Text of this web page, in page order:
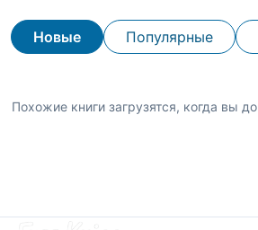
Новые Популярные
Похожие книги загрузятся, когда вы